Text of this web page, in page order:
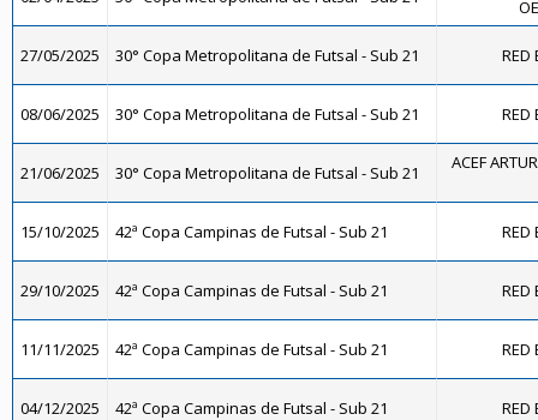
27/05/2025 30° Copa Metropolitana de Futsal - Sub 21 RED
08/06/2025 30° Copa Metropolitana de Futsal - Sub 21 RED
21/06/2025 30° Copa Metropolitana de Futsal - Sub 21 ACEF
15/10/2025 42ª Copa Campinas de Futsal - Sub 21 RED
29/10/2025 42ª Copa Campinas de Futsal - Sub 21 RED
11/11/2025 42ª Copa Campinas de Futsal - Sub 21 RED
04/12/2025 42ª Copa Campinas de Futsal - Sub 21 RED